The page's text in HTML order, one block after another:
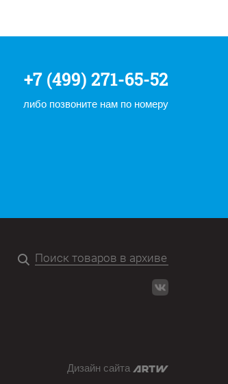
+7 (499) 271-65-52
либо позвоните нам по номеру
Дизайн сайта